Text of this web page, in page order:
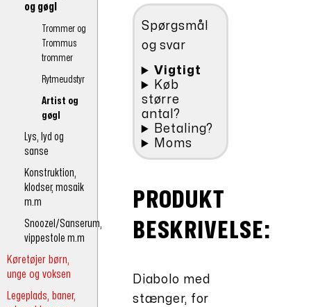
og gøgl
Trommer og
Trommus
trommer
Rytmeudstyr
Artist og
gøgl
Lys, lyd og
sanse
Konstruktion,
klodser, mosaik
m.m
Snoozel/Sanserum,
vippestole m.m
Køretøjer børn,
unge og voksen
Legeplads, baner,
-20%
antal
Spørgsmål
og svar
Vigtigt
Køb
større
antal?
Betaling?
Moms
PRODUKT
BESKRIVELSE:
Diabolo med
stænger, for